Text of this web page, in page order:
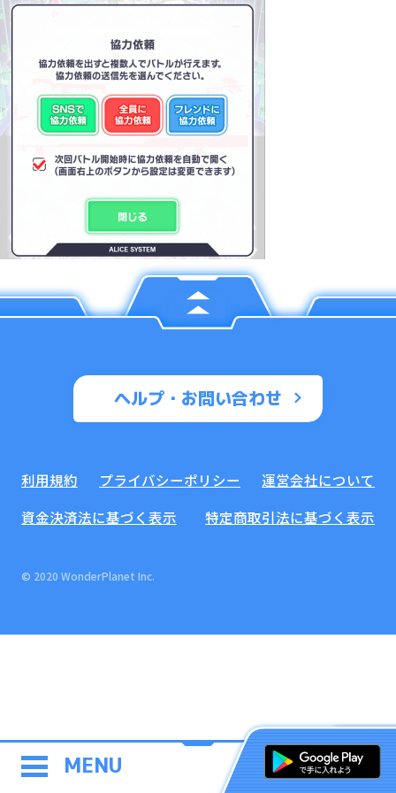
MENU
ヘルプ・お問い合わせ
利用規約 プライバシーポリシー
運営会社について
資金決済法に基づく表示
特定商取引法に基づく表示
© 2020 WonderPlanet Inc.